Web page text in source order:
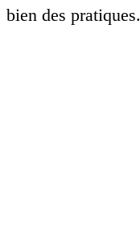
bien des pratiques.